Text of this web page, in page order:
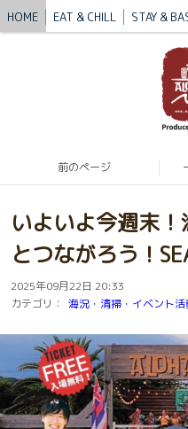
HOME EAT & CHILL STAY &
BLUE MISSION
前のページ
いよいよ今週末！
とつながろう！
2025年09月22日 20:33
カテゴリ：
海況・清掃・イベント